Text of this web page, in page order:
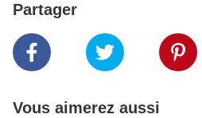
Partager
Vous aimerez aussi